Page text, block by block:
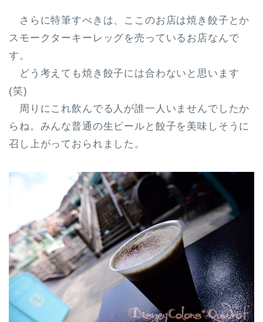
さらに特筆すべきは、ここのお店は焼き餃子とか
スモークターキーレッグを売っているお店なんで
す。
どう考えても焼き餃子には合わないと思います
(笑)
周りにこれ飲んでる人が誰一人いませんでしたか
らね。みんな普通の生ビールと餃子を美味しそうに
召し上がっておられました。